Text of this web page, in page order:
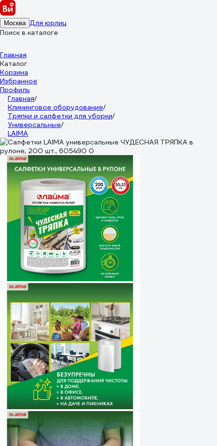
Москва Для юрлиц
Поиск в каталоге
Главная
Каталог
Корзина
Избранное
Профиль
Главная/
Клининговое оборудование/
Тряпки и салфетки для уборки/
Универсальные/
LAIMA